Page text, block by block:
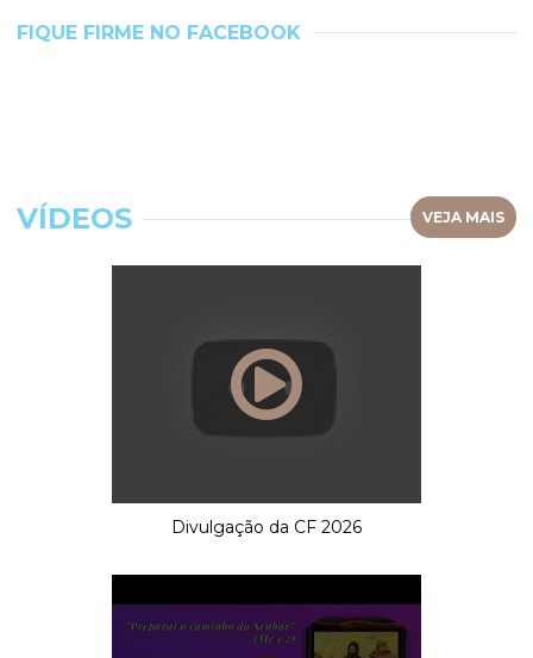
FIQUE FIRME NO FACEBOOK
VÍDEOS VEJA MAIS
Divulgação da CF 2026